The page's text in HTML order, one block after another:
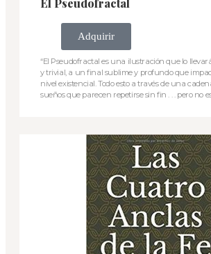
El Pseudofractal
Adquirir
“El Pseudofractal es una ilustración que lo
y trivial, a un final sublime y profundo que
nivel existencial. Todo esto a través de una
sueños que parecen repetirse sin fin . . . pero no